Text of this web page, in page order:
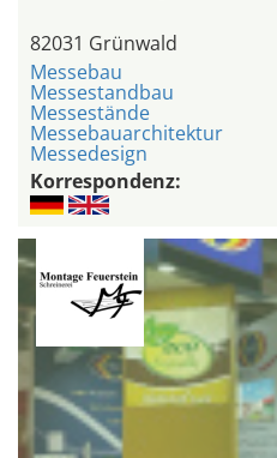
82031 Grünwald
Messebau
Messestandbau
Messestände
Messebauarchitektur
Messedesign
Korrespondenz: